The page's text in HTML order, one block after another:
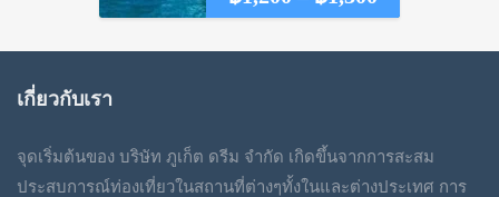
เกี่ยวกับเรา
จุดเริ่มต้นของ บริษัท ภูเก็ต ดรีม จำกัด เกิดขึ้นจากการสะสม
ประสบการณ์ท่องเที่ยวในสถานที่ต่างๆทั้งในและต่างประเทศ การ